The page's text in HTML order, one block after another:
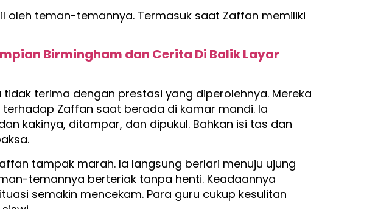
oleh teman-temannya. Termasuk saat Zaffan memiliki
Impian Birmingham dan Cerita Di Balik Layar
terima dengan prestasi yang diperolehnya. Mereka
Zaffan saat berada di kamar mandi. Ia
kakinya, ditampar, dan dipukul. Bahkan isi tas dan
tampak marah. Ia langsung berlari menuju ujung
temannya berteriak tanpa henti. Keadaannya
semakin mencekam. Para guru cukup kesulitan